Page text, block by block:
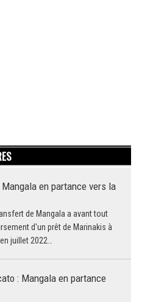
en partance vers la
de Mangala a avant tout
d'un prêt de Marinakis à
juillet 2022…
: Mangala en partance